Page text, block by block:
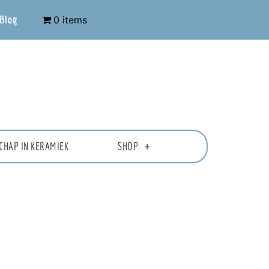
0 items
IN KERAMIEK SHOP